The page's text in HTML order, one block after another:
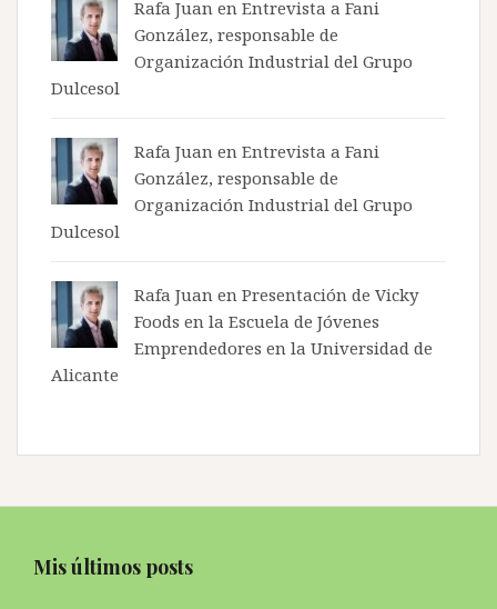
Rafa Juan en Entrevista a Fani
González, responsable de
Organización Industrial del Grupo
Dulcesol
Rafa Juan en Entrevista a Fani
González, responsable de
Organización Industrial del Grupo
Dulcesol
Rafa Juan en Presentación de Vicky
Foods en la Escuela de Jóvenes
Emprendedores en la Universidad de
Alicante
Mis últimos posts